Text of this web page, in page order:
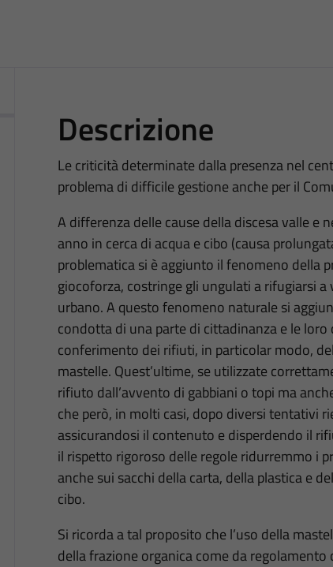
Descrizione
Le criticità determinate dalla presenza nel
problema di difficile gestione anche per il
A differenza delle cause della discesa valle e
anno in cerca di acqua e cibo (causa
problematica si è aggiunto il fenomeno della
giocoforza, costringe gli ungulati a rifugiarsi
urbano. A questo fenomeno naturale si
condotta di una parte di cittadinanza e le
conferimento dei rifiuti, in particolar modo,
mastelle. Quest’ultime, se utilizzate
rifiuto dall’avvento di gabbiani o topi ma
che però, in molti casi, dopo diversi tentativi
assicurandosi il contenuto e disperdendo il
il rispetto rigoroso delle regole ridurremmo i
anche sui sacchi della carta, della plastica e
cibo.
Si ricorda a tal proposito che l’uso della
della frazione organica come da